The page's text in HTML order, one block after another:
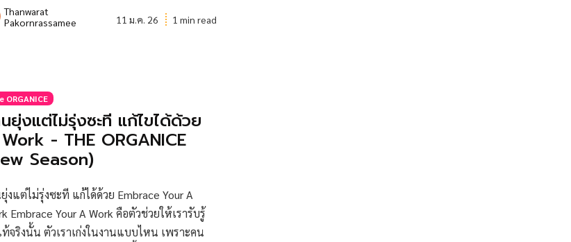
Thanwarat
Pakornrassamee
11 ม.ค. 26 1 min read
ORGANICE
ยุ่งแต่ไม่รุ่งซะที แก้ไขได้ด้วย
- THE ORGANICE
Season)
งแต่ไม่รุ่งซะที แก้ได้ด้วย Embrace Your A
Embrace Your A Work คือตัวช่วยให้เรารับรู้
จริงนั้น ตัวเราเก่งในงานแบบไหน เพราะคน